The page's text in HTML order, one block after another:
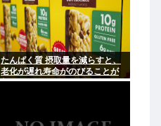
たんぱく質 摂取量を減らすと、
老化が遅れ寿命がのびることが
判明 まっちゃん(;ω;)